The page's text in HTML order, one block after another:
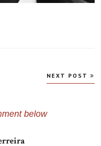
NEXT POST
below